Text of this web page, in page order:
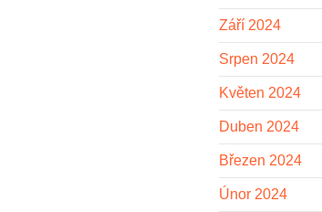
Září 2024
Srpen 2024
Květen 2024
Duben 2024
Březen 2024
Únor 2024